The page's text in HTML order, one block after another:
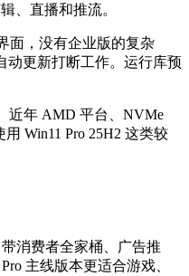
、直播和推流。
面，没有企业版的复杂
动更新打断工作。运行库预
近年 AMD 平台、NVMe
Win11 Pro 25H2 这类较
消费者全家桶、广告推
主线版本更适合游戏、